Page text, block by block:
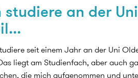
studiere an der
seit einem Jahr an der Uni
liegt am Studienfach, aber auch
die mich aufgenommen und